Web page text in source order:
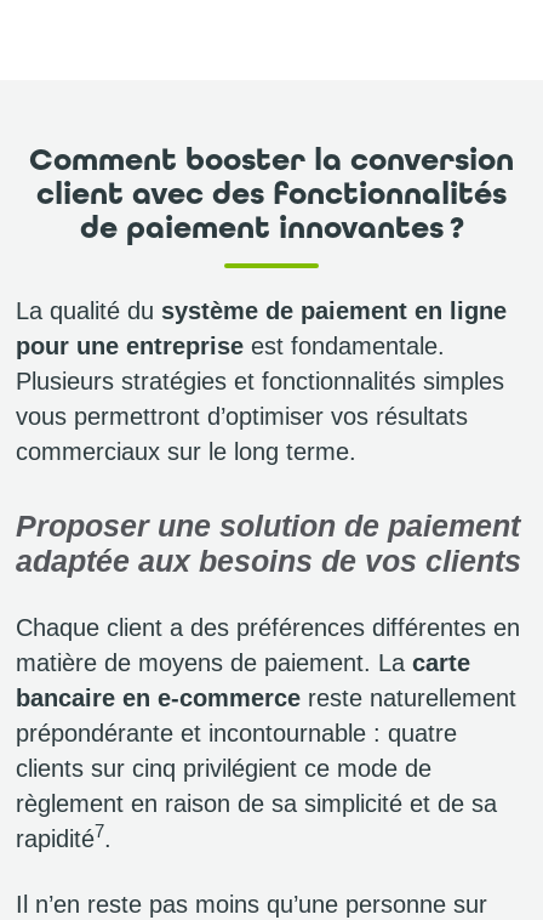
Comment booster la conversion
client avec des fonctionnalités
de paiement innovantes ?
La qualité du système de paiement en ligne
pour une entreprise est fondamentale.
Plusieurs stratégies et fonctionnalités simples
vous permettront d’optimiser vos résultats
commerciaux sur le long terme.
Proposer une solution de paiement
adaptée aux besoins de vos clients
Chaque client a des préférences différentes en
matière de moyens de paiement. La carte
bancaire en e-commerce reste naturellement
prépondérante et incontournable : quatre
clients sur cinq privilégient ce mode de
règlement en raison de sa simplicité et de sa
rapidité7.
Il n’en reste pas moins qu’une personne sur